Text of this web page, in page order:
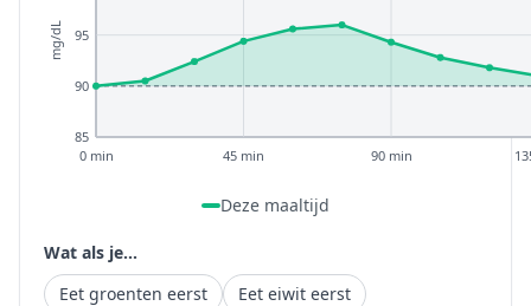
85
90
95
0 min 45 min 90 min
mg/dL
Deze maaltijd
Wat als je...
Eet groenten eerst
Eet eiwit eerst